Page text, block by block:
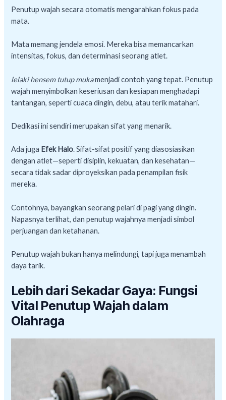
Penutup wajah secara otomatis mengarahkan fokus pada
mata.
Mata memang jendela emosi. Mereka bisa memancarkan
intensitas, fokus, dan determinasi seorang atlet.
lelaki hensem tutup mukamenjadi contoh yang tepat. Penutup
wajah menyimbolkan keseriusan dan kesiapan menghadapi
tantangan, seperti cuaca dingin, debu, atau terik matahari.
Dedikasi ini sendiri merupakan sifat yang menarik.
Ada juga Efek Halo. Sifat-sifat positif yang diasosiasikan
dengan atlet—seperti disiplin, kekuatan, dan kesehatan—
secara tidak sadar diproyeksikan pada penampilan fisik
mereka.
Contohnya, bayangkan seorang pelari di pagi yang dingin.
Napasnya terlihat, dan penutup wajahnya menjadi simbol
perjuangan dan ketahanan.
Penutup wajah bukan hanya melindungi, tapi juga menambah
daya tarik.
Lebih dari Sekadar Gaya: Fungsi
Vital Penutup Wajah dalam
Olahraga